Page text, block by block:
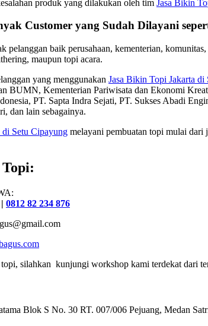
produk yang dilakukan oleh tim Jasa Bikin
Customer yang Sudah Dilayani
pelanggan baik perusahaan, kementerian,
maupun topi acara.
yang menggunakan Jasa Bikin Topi Jakarta di
BUMN, Kementerian Pariwisata dan Ekonomi
PT. Sapta Indra Sejati, PT. Sukses Abadi
dan lain sebagainya.
di Setu Cipayung melayani pembuatan topi mulai dari
| 0812 82 234 876
silahkan kunjungi workshop kami terdekat dari
Blok S No. 30 RT. 007/006 Pejuang, Medan